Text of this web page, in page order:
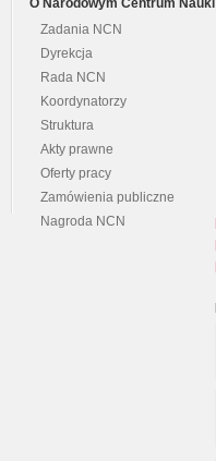
O Narodowym Centrum Nauki
Zadania NCN
Dyrekcja
Rada NCN
Koordynatorzy
Struktura
Akty prawne
Oferty pracy
Zamówienia publiczne
Nagroda NCN